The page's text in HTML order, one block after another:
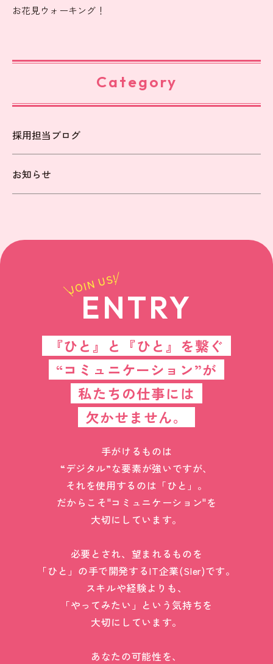
お花見ウォーキング！
Category
採用担当ブログ
お知らせ
JOIN US!
ENTRY
『ひと』と『ひと』を繋ぐ
“コミュニケーション”が
私たちの仕事には
欠かせません。
手がけるものは
“デジタル”な要素が強いですが、
それを使用するのは「ひと」。
だからこそ"コミュニケーション"を
大切にしています。
必要とされ、望まれるものを
「ひと」の手で開発するIT企業(SIer)です。
スキルや経験よりも、
「やってみたい」という気持ちを
大切にしています。
あなたの可能性を、